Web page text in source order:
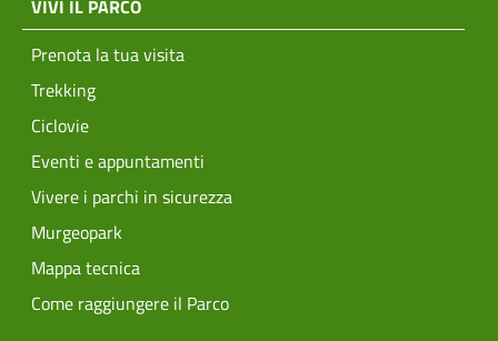
menu top footer
VIVI IL PARCO
Prenota la tua visita
Trekking
Ciclovie
Eventi e appuntamenti
Vivere i parchi in sicurezza
Murgeopark
Mappa tecnica